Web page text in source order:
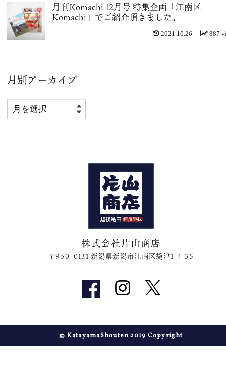
月刊Komachi 12月号 特集企画「江南区
Komachi」でご紹介頂きました。
887
2021.10.26
月別アーカイブ
株式会社片山商店
〒950-0131 新潟県新潟市江南区袋津1-4-35
© KatayamaShouten 2019 Copyright